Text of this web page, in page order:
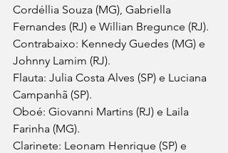
Cordéllia Souza (MG), Gabriella
Fernandes (RJ) e Willian Bregunce (RJ).
Contrabaixo: Kennedy Guedes (MG) e
Johnny Lamim (RJ).
Flauta: Julia Costa Alves (SP) e Luciana
Campanhã (SP).
Oboé: Giovanni Martins (RJ) e Laila
Farinha (MG).
Clarinete: Leonam Henrique (SP) e